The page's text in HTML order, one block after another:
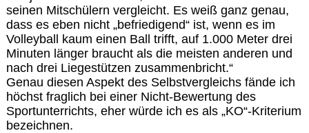
seinen Mitschülern vergleicht. Es weiß ganz genau,
dass es eben nicht „befriedigend“ ist, wenn es im
Volleyball kaum einen Ball trifft, auf 1.000 Meter drei
Minuten länger braucht als die meisten anderen und
nach drei Liegestützen zusammenbricht.“
Genau diesen Aspekt des Selbstvergleichs fände ich
höchst fraglich bei einer Nicht-Bewertung des
Sportunterrichts, eher würde ich es als „KO“-Kriterium
bezeichnen.